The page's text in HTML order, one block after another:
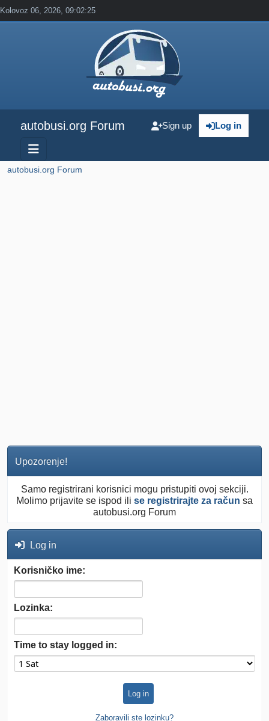
Kolovoz 06, 2026, 09:02:25
autobusi.org Forum Log in
Sign up
autobusi.org Forum
Upozorenje!
Samo registrirani korisnici mogu pristupiti ovoj sekciji.
Molimo prijavite se ispod ili se registrirajte za račun sa
autobusi.org Forum
Log in
Korisničko ime:
Lozinka:
Time to stay logged in:
Zaboravili ste lozinku?